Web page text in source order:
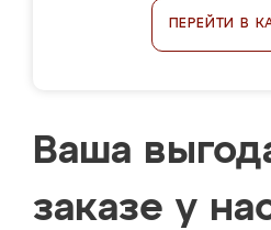
ПЕРЕЙТИ В
Ваша
заказе у